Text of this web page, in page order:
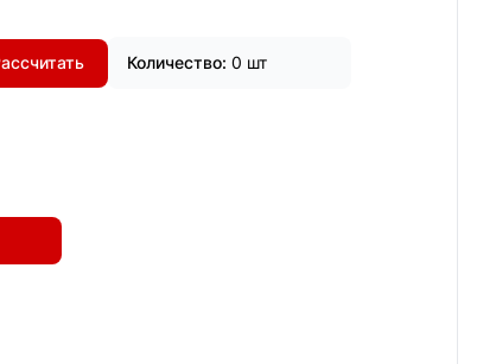
Количество: 0 шт